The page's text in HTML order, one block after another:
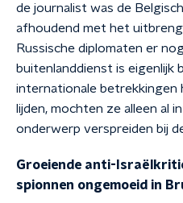
de journalist was de
afhoudend met het
Russische diplomaten er
buitenlanddienst is eigenlijk
internationale betrekkingen
lijden, mochten ze alleen al
onderwerp verspreiden bij
Groeiende anti-
spionnen ongemoeid in